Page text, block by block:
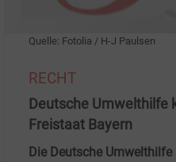
Quelle: Fotolia / H-J Paulsen
RECHT
Deutsche Umwelthilfe
Freistaat Bayern
Die Deutsche